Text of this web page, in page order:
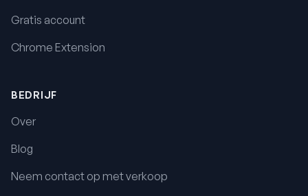
Gratis account
Chrome Extension
BEDRIJF
Over
Blog
Neem contact op met verkoop